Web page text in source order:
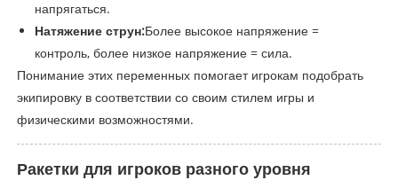
напрягаться.
Натяжение струн:Более высокое напряжение =
контроль, более низкое напряжение = сила.
Понимание этих переменных помогает игрокам подобрать
экипировку в соответствии со своим стилем игры и
физическими возможностями.
Ракетки для игроков разного уровня